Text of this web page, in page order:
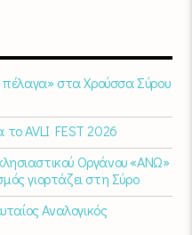
στα Χρούσσα Σύρου
το AVLI FEST 2026
Οργάνου «ΑΝΩ»
γιορτάζει στη Σύρο​
Αναλογικός